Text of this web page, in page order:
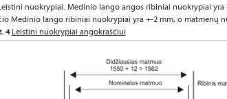
nuokrypiai. Medinio lango angos ribiniai nuokrypiai
Medinio lango ribiniai nuokrypiai yra +-2 mm, o matmenų
4 Leistini nuokrypiai angokraščiui